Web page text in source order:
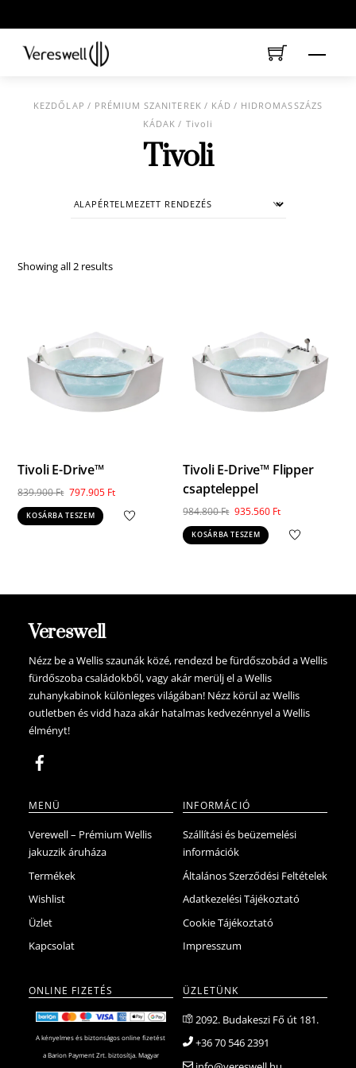
to
content
Menu
KEZDŐLAP / PRÉMIUM SZANITEREK / KÁD/ HIDROMASSZÁZS
KÁDAK / Tivoli
Tivoli
Showing all 2 results
Tivoli E-Drive™
839.900Ft Original
price
was:
797.905 FtCurrent
price
KOSÁRBA TESZEM
Tivoli E-Drive™ Flipper
csapteleppel
984.800Ft Original
price
was:
935.560 FtCurrent
price
KOSÁRBA TESZEM
Vereswell
Nézz be a Wellis szaunák közé, rendezd be fürdőszobád a Wellis
fürdőszoba családokből, vagy akár merülj el a Wellis
zuhanykabinok különleges világában! Nézz körül az Wellis
outletben és vidd haza akár hatalmas kedvezénnyel a Wellis
élményt!
MENÜ
Verewell – Prémium Wellis
jakuzzik áruháza
Termékek
Wishlist
Üzlet
Kapcsolat
INFORMÁCIÓ
Szállítási és beüzemelési
információk
Általános Szerződési Feltételek
Adatkezelési Tájékoztató
Cookie Tájékoztató
Impresszum
ONLINE FIZETÉS
A kényelmes és biztonságos online fizetést
a Barion Payment Zrt. biztosítja. Magyar
ÜZLETÜNK
2092. Budakeszi Fő út 181.
+36 70 546 2391